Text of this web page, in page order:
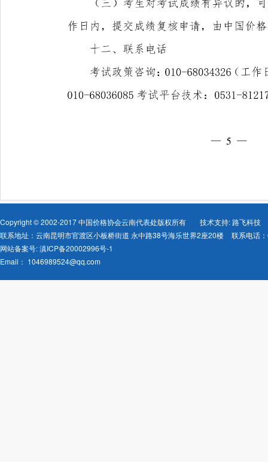
Copyright © 2002-2017 中国价格协会云南代表处版权所有
技术支持: 路飞科技
联系地址：云南昆明市官渡区小板桥街道 永中路38号海乐世界2座20楼
联系电话
网站备案号:滇ICP备20002996号-1
Email： 1046989524@qq.com